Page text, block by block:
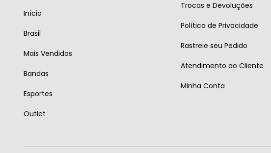
Início
Brasil
Mais Vendidos
Bandas
Esportes
Outlet
Trocas e Devoluções
Política de Privacidade
Rastreie seu Pedido
Atendimento ao Cliente
Minha Conta